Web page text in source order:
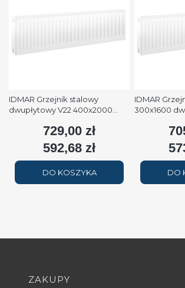
IDMAR Grzejnik stalowy
dwupłytowy V22 400x2000
2508W (90/70/20°C) biały
Cena
729,00 zł
Cena
592,68 zł
DO KOSZYKA
IDMAR
300x1600
(90/70/20°C)
Cena
DO
Linki w stopce
ZAKUPY